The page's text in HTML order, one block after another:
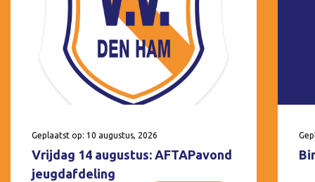
Geplaatst op: 10 augustus, 2026
Vrijdag 14 augustus: AFTAPavond
jeugdafdeling